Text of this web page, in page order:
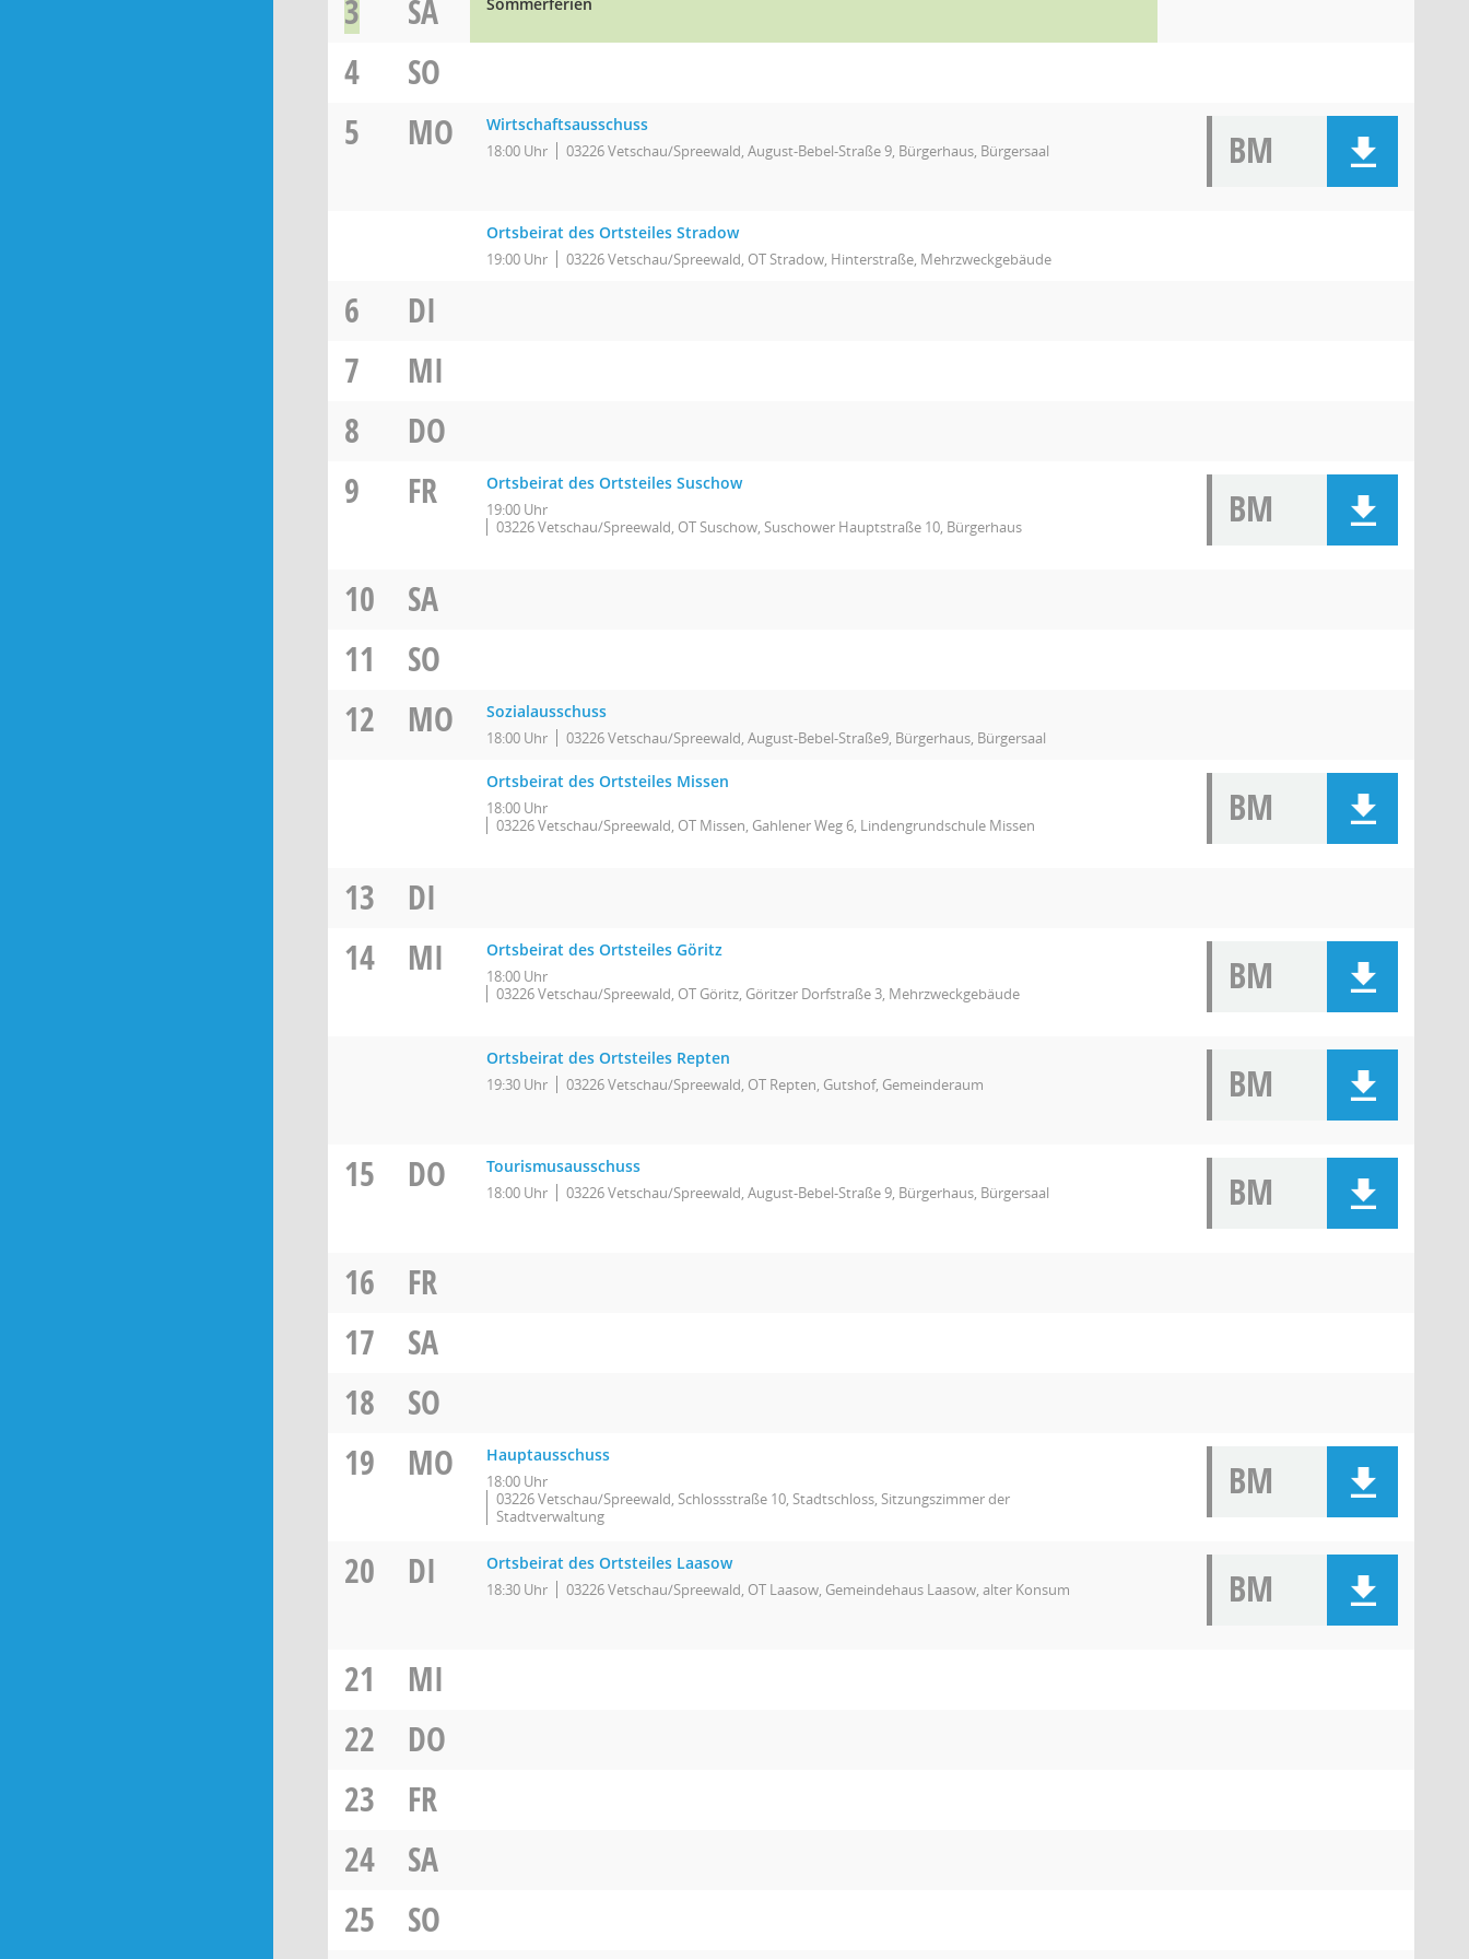
3 SA
4
SO
5
MO Wirtschaftsausschuss
18:00 Uhr 03226 Vetschau/Spreewald, August-Bebel-Straße 9, Bürgerhaus, Bürgersaal BM
Ortsbeirat des Ortsteiles Stradow
19:00 Uhr 03226 Vetschau/Spreewald, OT Stradow, Hinterstraße, Mehrzweckgebäude
6
DI
7
MI
8
DO
9
FR Ortsbeirat des Ortsteiles Suschow
19:00 Uhr
03226 Vetschau/Spreewald, OT Suschow, Suschower Hauptstraße 10, Bürgerhaus
BM
10
SA
11
SO
12
MO Sozialausschuss
18:00 Uhr 03226 Vetschau/Spreewald, August-Bebel-Straße9, Bürgerhaus, Bürgersaal
Ortsbeirat des Ortsteiles Missen
18:00 Uhr
03226 Vetschau/Spreewald, OT Missen, Gahlener Weg 6, Lindengrundschule Missen
BM
13
DI
14
MI Ortsbeirat des Ortsteiles Göritz
18:00 Uhr
03226 Vetschau/Spreewald, OT Göritz, Göritzer Dorfstraße 3, Mehrzweckgebäude
BM
Ortsbeirat des Ortsteiles Repten
19:30 Uhr 03226 Vetschau/Spreewald, OT Repten, Gutshof, Gemeinderaum BM
15 DO Tourismusausschuss
18:00 Uhr 03226 Vetschau/Spreewald, August-Bebel-Straße 9, Bürgerhaus, Bürgersaal BM
16
FR
17
SA
18
SO
19
MO Hauptausschuss
18:00 Uhr
03226 Vetschau/Spreewald, Schlossstraße 10, Stadtschloss, Sitzungszimmer der
Stadtverwaltung
BM
20 DI Ortsbeirat des Ortsteiles Laasow
18:30 Uhr 03226 Vetschau/Spreewald, OT Laasow, Gemeindehaus Laasow, alter Konsum BM
21
MI
22
DO
23
FR
24
SA
25
SO